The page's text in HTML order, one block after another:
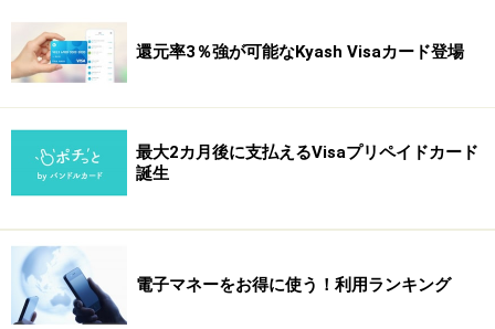
となっています。また、前払い、後払い、即時払い（デ
ビット）のすべてに対応可能な点も特徴です。
還元率3％強が可能なKyash Visaカード登場
最大2カ月後に支払えるVisaプリペイドカード
誕生
電子マネーをお得に使う！利用ランキング